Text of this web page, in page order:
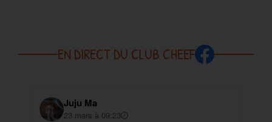
EN DIRECT DU CLUB CHEEF
Juju Ma
23 mars à 09:23